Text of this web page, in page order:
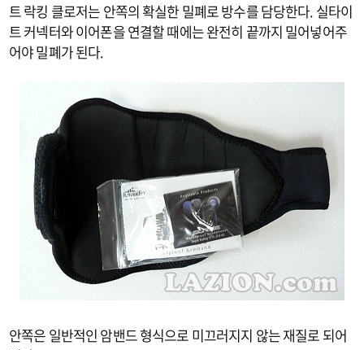
트 락킹 클로저는 안쪽의 확실한 밀폐로 방수를 담당한다. 실타이
트 커넥터와 이어폰을 연결할 때에는 완전히 끝까지 밀어넣어주
어야 밀폐가 된다.
안쪽은 일반적인 암밴드 형식으로 미끄러지지 않는 재질로 되어